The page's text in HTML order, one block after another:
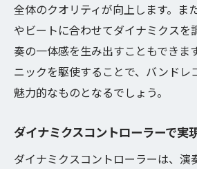
全体のクオリティが向上します。ま
やビートに合わせてダイナミクスを
奏の一体感を生み出すこともできま
ニックを駆使することで、バンドレ
魅力的なものとなるでしょう。
ダイナミクスコントローラーで実
ダイナミクスコントローラーは、演